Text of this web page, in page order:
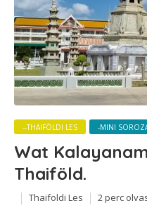
--THAIFÖLDI LES -MINI
Wat
Thaiföld.
Thaifoldi Les 2 perc